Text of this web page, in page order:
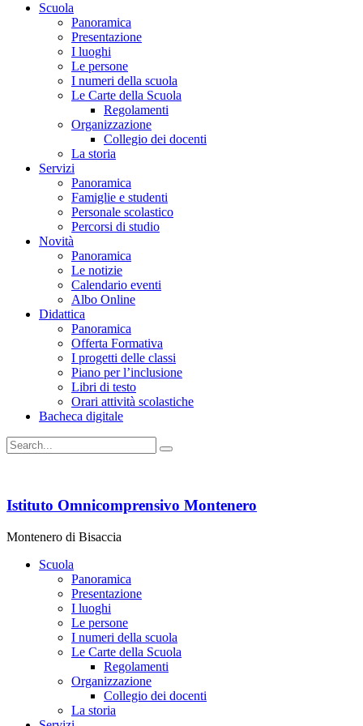
Scuola
Panoramica
Presentazione
I luoghi
Le persone
I numeri della scuola
Le Carte della Scuola
Regolamenti
Organizzazione
Collegio dei docenti
La storia
Servizi
Panoramica
Famiglie e studenti
Personale scolastico
Percorsi di studio
Novità
Panoramica
Le notizie
Calendario eventi
Albo Online
Didattica
Panoramica
Offerta Formativa
I progetti delle classi
Piano per l’inclusione
Libri di testo
Orari attività scolastiche
Bacheca digitale
Istituto Omnicomprensivo Montenero
Montenero di Bisaccia
Scuola
Panoramica
Presentazione
I luoghi
Le persone
I numeri della scuola
Le Carte della Scuola
Regolamenti
Organizzazione
Collegio dei docenti
La storia